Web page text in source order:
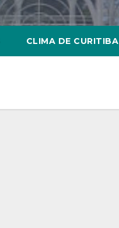
CLIMA DE CURITIBA